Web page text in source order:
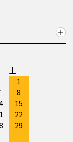
土
1
8
15
22
29